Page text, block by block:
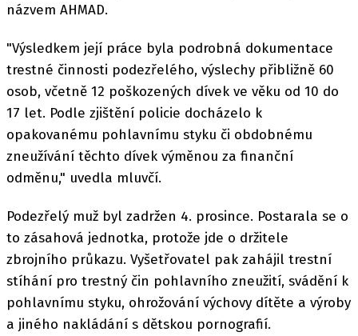
názvem AHMAD.
"Výsledkem její práce byla podrobná dokumentace
trestné činnosti podezřelého, výslechy přibližně 60
osob, včetně 12 poškozených dívek ve věku od 10 do
17 let. Podle zjištění policie docházelo k
opakovanému pohlavnímu styku či obdobnému
zneužívání těchto dívek výměnou za finanční
odměnu," uvedla mluvčí.
Podezřelý muž byl zadržen 4. prosince. Postarala se o
to zásahová jednotka, protože jde o držitele
zbrojního průkazu. Vyšetřovatel pak zahájil trestní
stíhání pro trestný čin pohlavního zneužití, svádění k
pohlavnímu styku, ohrožování výchovy dítěte a výroby
a jiného nakládání s dětskou pornografií.